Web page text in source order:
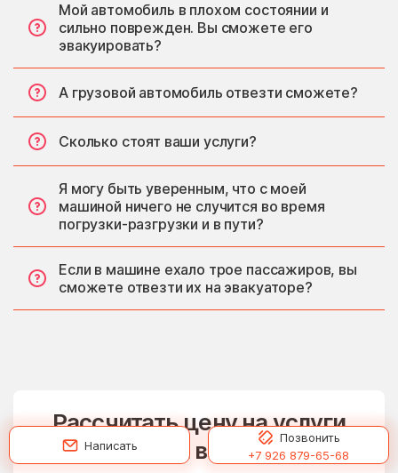
Мой автомобиль в плохом состоянии и
сильно поврежден. Вы сможете его
эвакуировать?
А грузовой автомобиль отвезти сможете?
Сколько стоят ваши услуги?
Я могу быть уверенным, что с моей
машиной ничего не случится во время
погрузки-разгрузки и в пути?
Если в машине ехало трое пассажиров, вы
сможете отвезти их на эвакуаторе?
Рассчитать цену на услуги
эвакуатора в Малаховке
Написать
Позвонить
+7 926 879-65-68